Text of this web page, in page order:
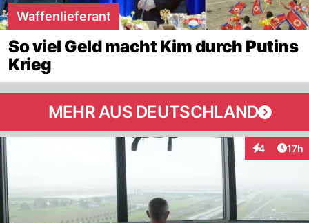
Waffenlieferant
So viel Geld macht Kim durch Putins
Krieg
MEHR AUS DEUTSCHLAND
4 17h